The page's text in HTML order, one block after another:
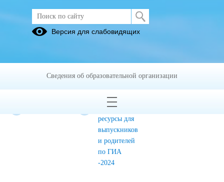
ГИА-2024
учебный год
2024 уч. год
Информационные
ресурсы для
выпускников
и родителей
по ГИА
-2024
Версия для слабовидящих
Сведения об образовательной организации